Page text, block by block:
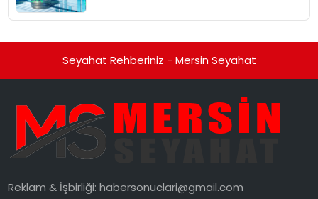
Seyahat Rehberiniz - Mersin Seyahat
Reklam & İşbirliği:habersonuclari@gmail.com